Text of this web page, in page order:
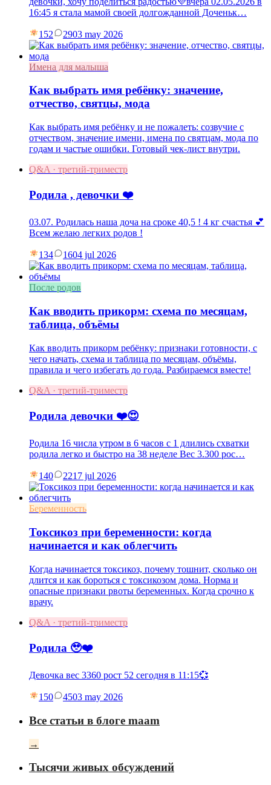
16:45 я стала мамой своей долгожданной Доченьк…
152 2903 may 2026
Имена для малыша
Как выбрать имя ребёнку: значение,
отчество, святцы, мода
Как выбрать имя ребёнку и не пожалеть: созвучие с
отчеством, значение имени, имена по святцам, мода по
годам и частые ошибки. Готовый чек-лист внутри.
Q&A · третий-триместр
Родила , девочки ❤️
03.07. Родилась наша доча на сроке 40,5 ! 4 кг счастья 💕
Всем желаю легких родов !
134 1604 jul 2026
После родов
Как вводить прикорм: схема по месяцам,
таблица, объёмы
Как вводить прикорм ребёнку: признаки готовности, с
чего начать, схема и таблица по месяцам, объёмы,
правила и чего избегать до года. Разбираемся вместе!
Q&A · третий-триместр
Родила девочки ❤️😍
Родила 16 числа утром в 6 часов с 1 длились схватки
родила легко и быстро на 38 неделе Вес 3.300 рос…
140 2217 jul 2026
Беременность
Токсикоз при беременности: когда
начинается и как облегчить
Когда начинается токсикоз, почему тошнит, сколько он
длится и как бороться с токсикозом дома. Норма и
опасные признаки рвоты беременных. Когда срочно к
врачу.
Q&A · третий-триместр
Родила 🥹❤️
Девочка вес 3360 рост 52 сегодня в 11:15💞
150 4503 may 2026
Все статьи в блоге maam
→
Тысячи живых обсуждений